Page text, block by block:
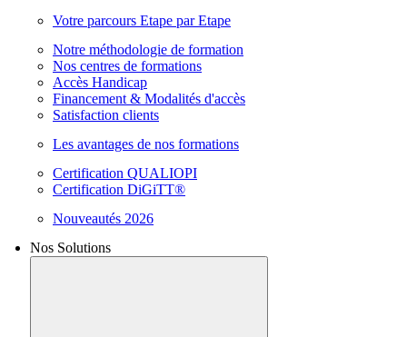
Votre parcours Etape par Etape
Notre méthodologie de formation
Nos centres de formations
Accès Handicap
Financement & Modalités d'accès
Satisfaction clients
Les avantages de nos formations
Certification QUALIOPI
Certification DiGiTT®
Nouveautés 2026
Nos Solutions